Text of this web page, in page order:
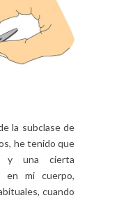
la subclase de
he tenido que
y una cierta
en mi cuerpo,
cuando